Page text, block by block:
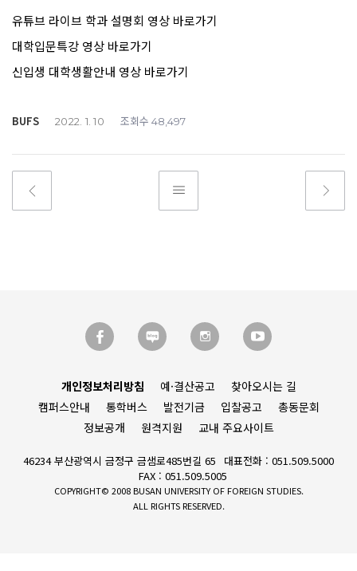
유튜브 라이브 학과 설명회 영상 바로가기
대학입문특강 영상 바로가기
신입생 대학생활안내 영상 바로가기
BUFS 2022. 1. 10 조회수 48,497
개인정보처리방침 예·결산공고
찾아오시는 길
캠퍼스안내
통학버스 발전기금 입찰공고
총동문회
정보공개
원격지원 교내 주요사이트
46234 부산광역시 금정구 금샘로485번길 65
대표전화 : 051.509.5000
FAX : 051.509.5005
COPYRIGHT© 2008 BUSAN UNIVERSITY OF FOREIGN STUDIES.
ALL RIGHTS RESERVED.